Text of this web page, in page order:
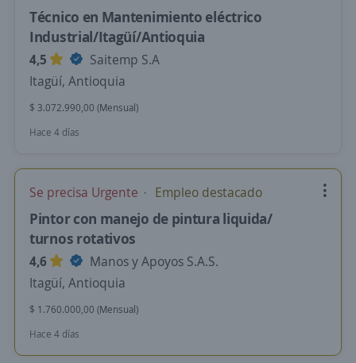
Técnico en Mantenimiento eléctrico
Industrial/Itagüí/Antioquia
4,5
Saitemp S.A
Itagüí, Antioquia
$ 3.072.990,00 (Mensual)
Hace 4 días
Se precisa Urgente Empleo destacado
Pintor con manejo de pintura liquida/
turnos rotativos
4,6
Manos y Apoyos S.A.S.
Itagüí, Antioquia
$ 1.760.000,00 (Mensual)
Hace 4 días